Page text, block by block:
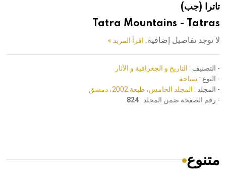
هيئة الموسوعة العربية تطلق موسوعات جديدة في عام 2026تاترا (جب)
Tatra Mountains - Tatras
لا توجد تفاصيل إضافية. اقرأ المزيد »
- التصنيف : التاريخ و الجغرافية و الآثار
- النوع : سياحة
- المجلد : المجلد الخامس، طبعة 2002، دمشق
- رقم الصفحة ضمن المجلد : 824
متنوع